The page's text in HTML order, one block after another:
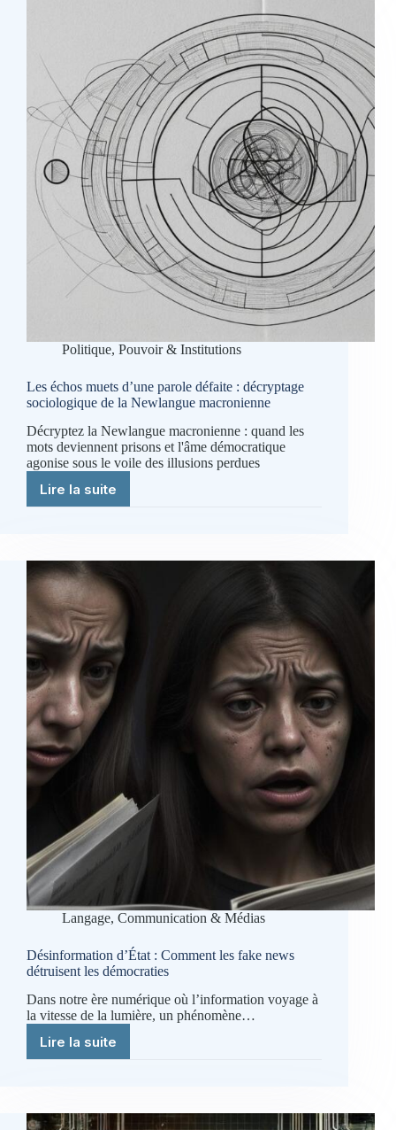
Silencieuse
Vue
de
l’Intérieur
Politique, Pouvoir & Institutions
Les échos muets d’une parole défaite : décryptage
sociologique de la Newlangue macronienne
Décryptez la Newlangue macronienne : quand les
mots deviennent prisons et l'âme démocratique
agonise sous le voile des illusions perdues
Lire la suite
Les
parole
défaite
:
décryptage
sociologique
de
la
Newlangue
macronienne
Langage, Communication & Médias
Désinformation d’État : Comment les fake news
détruisent les démocraties
Dans notre ère numérique où l’information voyage à
la vitesse de la lumière, un phénomène…
Lire la suiteDésinformation
les